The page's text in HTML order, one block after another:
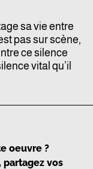
sa vie entre
pas sur scène,
ce silence
vital qu’il
oeuvre ?
partagez vos